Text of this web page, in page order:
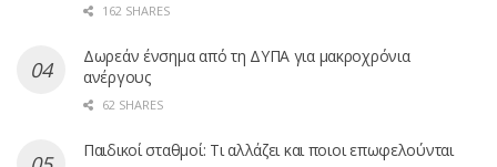
162 SHARES
Δωρεάν ένσημα από τη ΔΥΠΑ για μακροχρόνια
ανέργους
62 SHARES
Παιδικοί σταθμοί: Τι αλλάζει και ποιοι επωφελούνται